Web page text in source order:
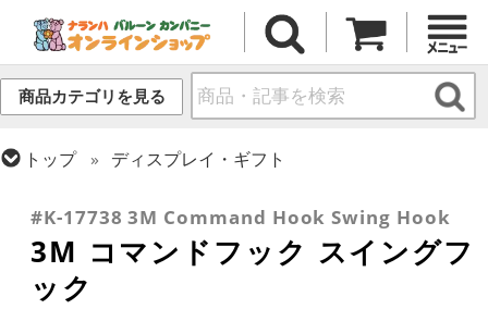
商品カテゴリを見る
トップ
ディスプレイ・ギフト
#K-17738 3M Command Hook Swing Hook
3M コマンドフック スイングフ
ック